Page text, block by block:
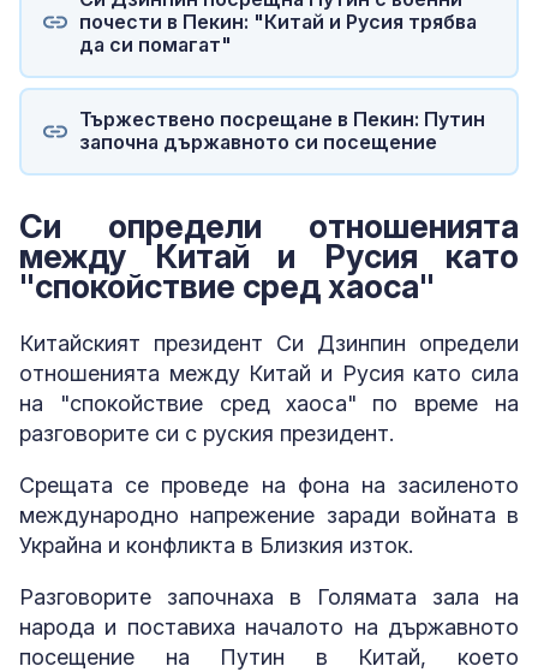
почести в Пекин: "Китай и Русия трябва
да си помагат"
Тържествено посрещане в Пекин: Путин
започна държавното си посещение
Си определи отношенията
между Китай и Русия като
"спокойствие сред хаоса"
Китайският президент Си Дзинпин определи
отношенията между Китай и Русия като сила
на "спокойствие сред хаоса" по време на
разговорите си с руския президент.
Срещата се проведе на фона на засиленото
международно напрежение заради войната в
Украйна и конфликта в Близкия изток.
Разговорите започнаха в Голямата зала на
народа и поставиха началото на държавното
посещение на Путин в Китай, което